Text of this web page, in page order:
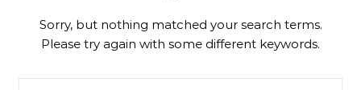
Sorry, but nothing matched your search terms.
Please try again with some different keywords.